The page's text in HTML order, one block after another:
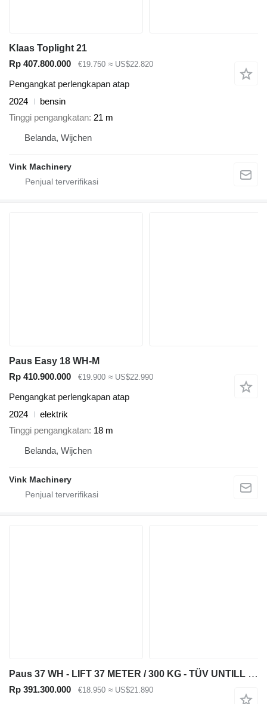
Klaas Toplight 21
Rp 407.800.000
€19.750 ≈ US$22.820
Pengangkat perlengkapan atap
2024
bensin
Tinggi pengangkatan 21 m
Belanda, Wijchen
Vink Machinery
Paus Easy 18 WH-M
Rp 410.900.000
€19.900 ≈ US$22.990
Pengangkat perlengkapan atap
2024
elektrik
Tinggi pengangkatan 18 m
Belanda, Wijchen
Vink Machinery
Paus 37 WH - LIFT 37 METER / 300 KG - TÜV UNTILL 07/2027
Rp 391.300.000 €18.950 ≈ US$21.890